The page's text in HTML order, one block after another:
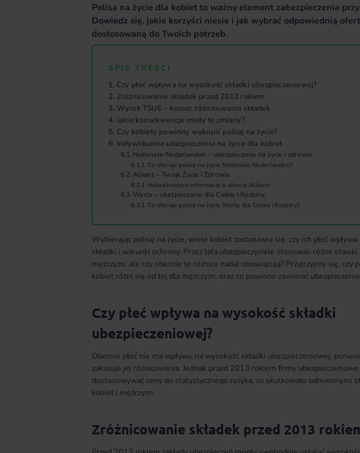
Polisa na życie dla kobiet to ważny element zabezpieczenia
Dowiedz się, jakie korzyści niesie i jak wybrać odpowiednią
dostosowaną do Twoich potrzeb.
SPIS TREŚCI
Czy płeć wpływa na wysokość składki ubezpieczeniowej?
Zróżnicowanie składek przed 2013 rokiem
Wyrok TSUE – koniec różnicowania składek
Jakie konsekwencje miały te zmiany?
Czy kobiety powinny wykupić polisę na życie?
Indywidualne ubezpieczenia na życie dla kobiet
Nationale-Nederlanden – ubezpieczenia na życie i zdrowie
Co oferuje polisa na życie Nationale-Nederlanden?
Allianz – Twoje Życie i Zdrowie
Najważniejsze informacje o ofercie Allianz:
Warta – ubezpieczenie dla Ciebie i Rodziny
Co oferuje polisa na życie Warta dla Ciebie i Rodziny?
Wybierając polisę na życie, wiele kobiet zastanawia się, czy ich płeć
składki i warunki ochrony. Przez lata ubezpieczyciele stosowali różne
mężczyzn, ale czy obecnie te różnice nadal obowiązują? Przyjrzyjmy się, czy
kobiet różni się od tej dla mężczyzn, oraz co powinno zawierać
Czy płeć wpływa na wysokość składki
ubezpieczeniowej?
Obecnie płeć nie ma wpływu na wysokość składki ubezpieczeniowej,
zakazuje jej różnicowania. Jednak przed 2013 rokiem firmy ubezpieczeniowe
dostosowywać ceny do statystycznego ryzyka, co skutkowało odmiennymi
kobiet i mężczyzn.
Zróżnicowanie składek przed 2013